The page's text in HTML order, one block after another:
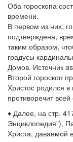
Оба гороскопа
времени.
В первом из них,
подтверждена,
таким образом,
градусы
Домов. Источник
Второй гороскоп
Христос родился
противоречит
♦ Далее, на стр.
Энциклопедия"),
Христа, даваемой